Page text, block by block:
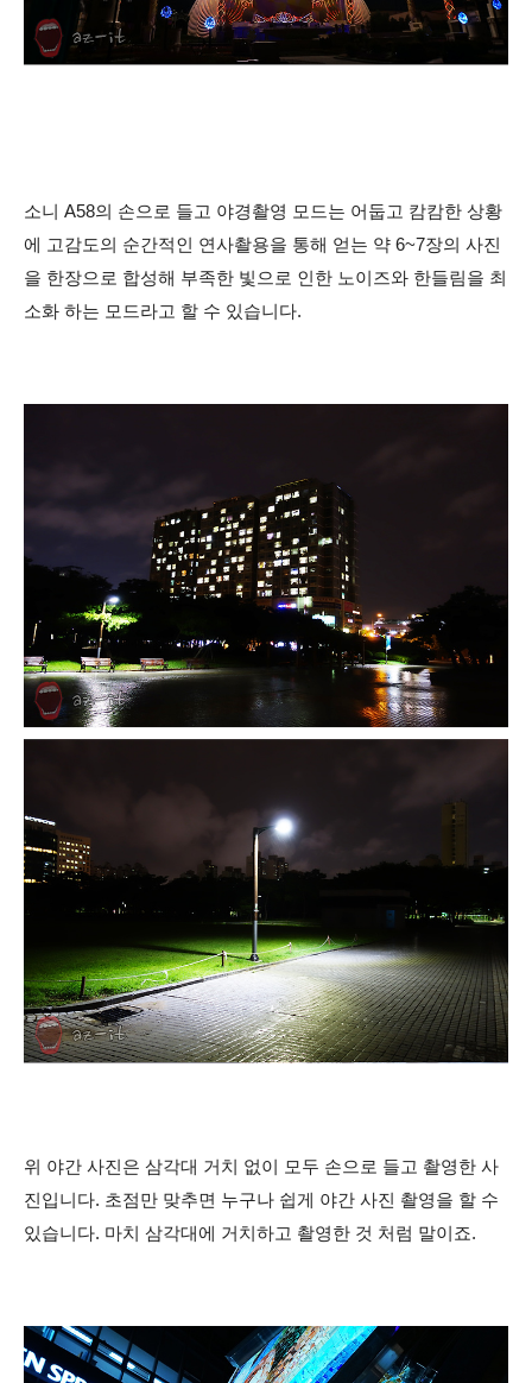
소니 A58의 손으로 들고 야경촬영 모드는 어둡고 캄캄한 상황
에 고감도의 순간적인 연사촬용을 통해 얻는 약 6~7장의 사진
을 한장으로 합성해 부족한 빛으로 인한 노이즈와 한들림을 최
소화 하는 모드라고 할 수 있습니다.
위 야간 사진은 삼각대 거치 없이 모두 손으로 들고 촬영한 사
진입니다. 초점만 맞추면 누구나 쉽게 야간 사진 촬영을 할 수
있습니다. 마치 삼각대에 거치하고 촬영한 것 처럼 말이죠.